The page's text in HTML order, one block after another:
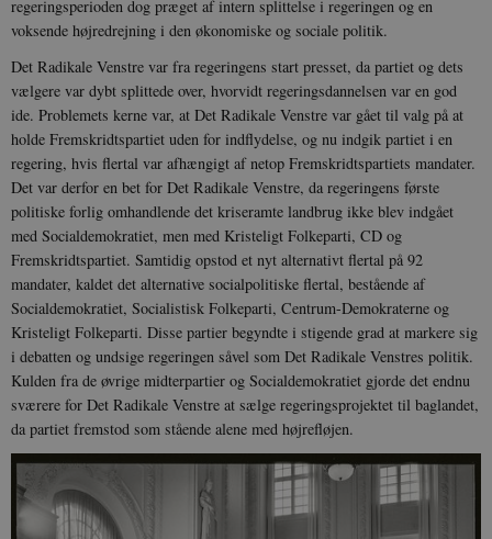
regeringsperioden dog præget af intern splittelse i regeringen og en
voksende højredrejning i den økonomiske og sociale politik.
Det Radikale Venstre var fra regeringens start presset, da partiet og dets
vælgere var dybt splittede over, hvorvidt regeringsdannelsen var en god
ide. Problemets kerne var, at Det Radikale Venstre var gået til valg på at
holde Fremskridtspartiet uden for indflydelse, og nu indgik partiet i en
regering, hvis flertal var afhængigt af netop Fremskridtspartiets mandater.
Det var derfor en bet for Det Radikale Venstre, da regeringens første
politiske forlig omhandlende det kriseramte landbrug ikke blev indgået
med Socialdemokratiet, men med Kristeligt Folkeparti, CD og
Fremskridtspartiet. Samtidig opstod et nyt alternativt flertal på 92
mandater, kaldet det alternative socialpolitiske flertal, bestående af
Socialdemokratiet, Socialistisk Folkeparti, Centrum-Demokraterne og
Kristeligt Folkeparti. Disse partier begyndte i stigende grad at markere sig
i debatten og undsige regeringen såvel som Det Radikale Venstres politik.
Kulden fra de øvrige midterpartier og Socialdemokratiet gjorde det endnu
sværere for Det Radikale Venstre at sælge regeringsprojektet til baglandet,
da partiet fremstod som stående alene med højrefløjen.